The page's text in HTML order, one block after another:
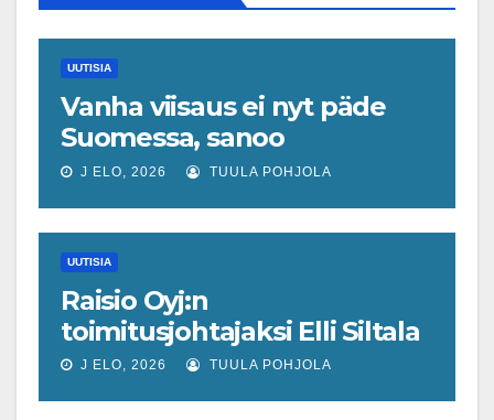
UUTISIA
Vanha viisaus ei nyt päde
Suomessa, sanoo
ekonomisti, joka odottaa
ripeämpää piristymistä
J ELO, 2026 TUULA POHJOLA
UUTISIA
Raisio Oyj:n
toimitusjohtajaksi Elli Siltala
J ELO, 2026 TUULA POHJOLA